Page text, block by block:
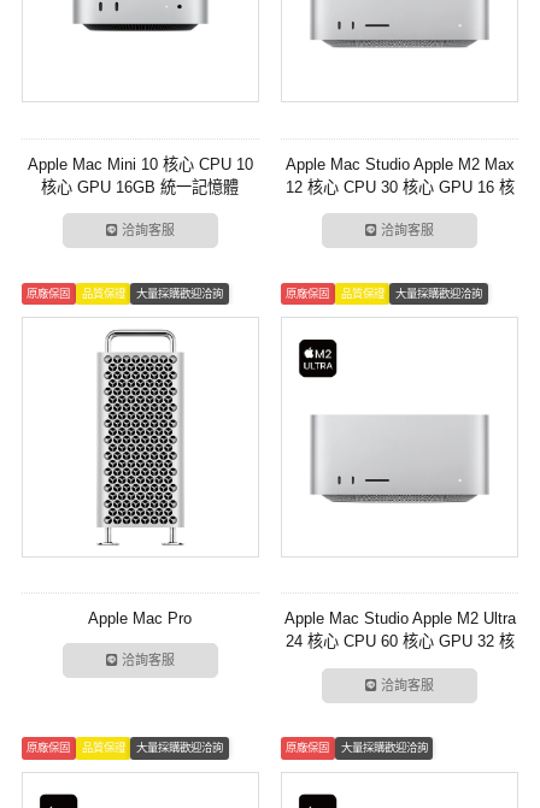
Apple Mac Mini 10 核心 CPU 10
核心 GPU 16GB 統一記憶體
256GB SSD 儲存裝置
洽詢客服
Apple Mac Studio Apple M2 Max
12 核心 CPU 30 核心 GPU 16 核
心神經網路引擎
洽詢客服
原廠保固 品質保證 大量採購歡迎洽詢
Apple Mac Pro
洽詢客服
原廠保固 品質保證 大量採購歡迎洽詢
Apple Mac Studio Apple M2 Ultra
24 核心 CPU 60 核心 GPU 32 核
心神經網路引擎
洽詢客服
原廠保固 品質保證 大量採購歡迎洽詢 原廠保固 大量採購歡迎洽詢